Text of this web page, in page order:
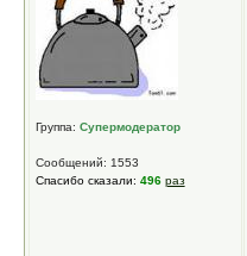
Группа: Супермодератор
Сообщений: 1553
Спасибо сказали: 496 раз